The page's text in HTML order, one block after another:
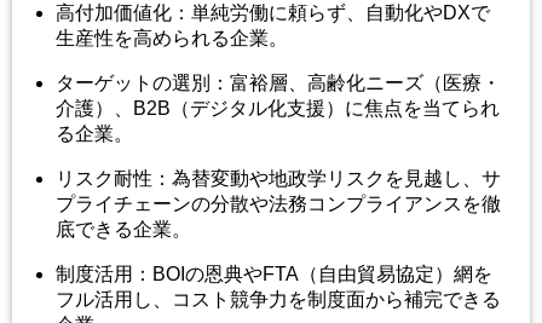
高付加価値化：単純労働に頼らず、自動化やDXで
生産性を高められる企業。
ターゲットの選別：富裕層、高齢化ニーズ（医療・
介護）、B2B（デジタル化支援）に焦点を当てられ
る企業。
リスク耐性：為替変動や地政学リスクを見越し、サ
プライチェーンの分散や法務コンプライアンスを徹
底できる企業。
制度活用：BOIの恩典やFTA（自由貿易協定）網を
フル活用し、コスト競争力を制度面から補完できる